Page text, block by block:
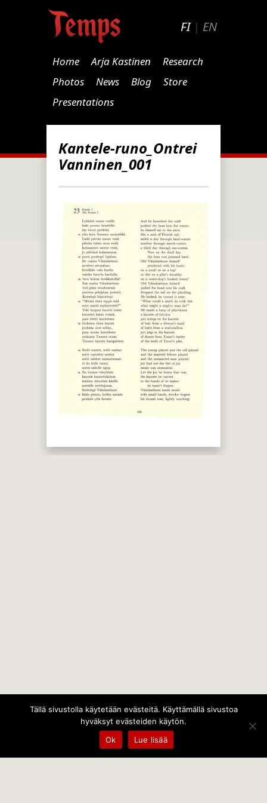
FI| EN
Home Arja Kastinen
Research
Photos
News Blog
Store
Presentations
Kantele-runo_Ontrei
Vanninen_001
Tällä sivustolla käytetään evästeitä. Käyttämällä sivustoa
hyväksyt evästeiden käytön.
Ok
Lue lisää